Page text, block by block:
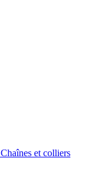
Chaînes et colliers